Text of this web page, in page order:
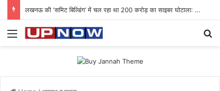
लखनऊ की ‘समिट बिल्डिंग’ में चल रहा था 200 करोड़ का साइबर घोटाला: 40 युवतियों समेत 119 गिरफ्तार
Menu